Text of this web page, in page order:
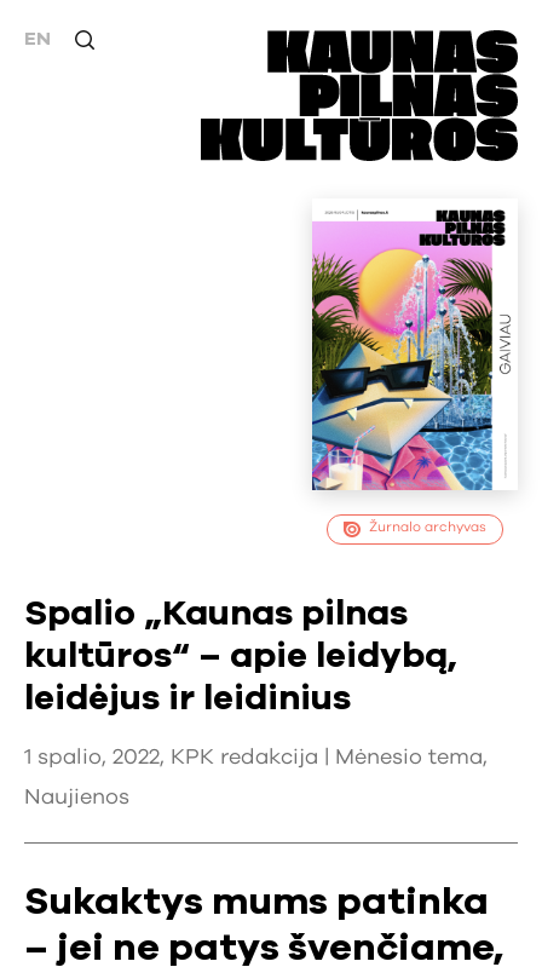
EN
Žurnalo archyvas
Spalio „Kaunas pilnas
kultūros“ – apie leidybą,
leidėjus ir leidinius
1 spalio, 2022, KPK redakcija | Mėnesio tema,
Naujienos
Sukaktys mums patinka
– jei ne patys švenčiame,